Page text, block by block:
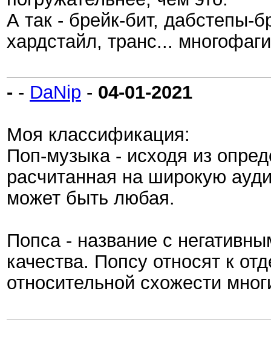
А так - брейк-бит, дабстепы-
хардстайл, транс...
- - DaNip - 04-01-2021
Моя классификация:
Поп-музыка - исходя из
расчитанная на широкую
может быть любая.
Попса - название с
качества. Попсу относят к
относительной схожести